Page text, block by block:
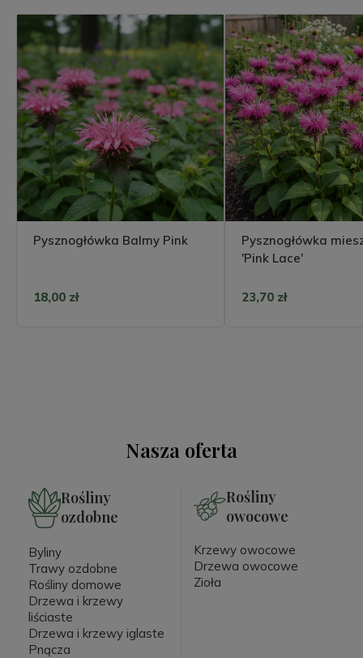
Pysznogłówka Balmy Pink
18,00 zł
Pysznogłówka
'Pink Lace'
23,70 zł
Nasza oferta
Rośliny
ozdobne
Byliny
Trawy ozdobne
Rośliny domowe
Drzewa i krzewy
liściaste
Drzewa i krzewy iglaste
Pnącza
Rośliny
owocowe
Krzewy owocowe
Drzewa owocowe
Zioła